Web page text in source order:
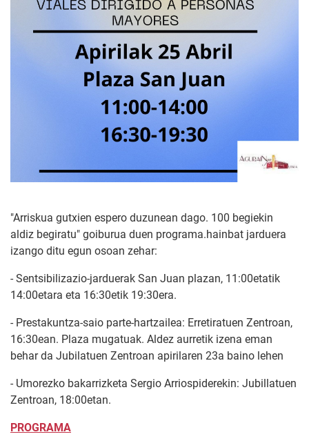
"Arriskua gutxien espero duzunean dago. 100 begiekin
aldiz begiratu" goiburua duen programa.hainbat jarduera
izango ditu egun osoan zehar:
- Sentsibilizazio-jarduerak San Juan plazan, 11:00etatik
14:00etara eta 16:30etik 19:30era.
- Prestakuntza-saio parte-hartzailea: Erretiratuen Zentroan,
16:30ean. Plaza mugatuak. Aldez aurretik izena eman
behar da Jubilatuen Zentroan apirilaren 23a baino lehen
- Umorezko bakarrizketa Sergio Arriospiderekin: Jubillatuen
Zentroan, 18:00etan.
PROGRAMA